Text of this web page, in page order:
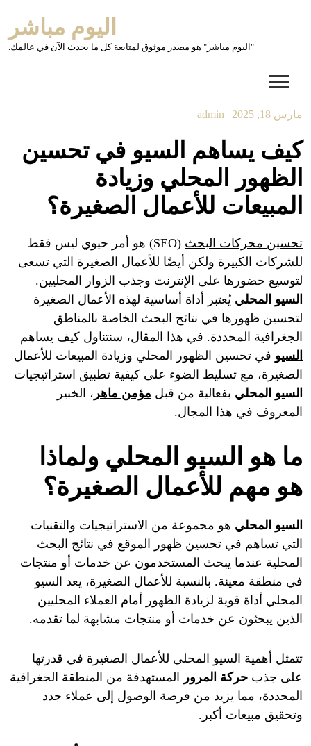
اليوم مباشر
"اليوم مباشر" هو مصدر موثوق لمتابعة كل ما يحدث الآن في عالمك.
مارس 18, 2025 |
admin
كيف يساهم السيو في تحسين
الظهور المحلي وزيادة
المبيعات للأعمال الصغيرة؟
تحسين محركات البحث
(SEO) هو أمر حيوي ليس فقط
للشركات الكبيرة ولكن أيضًا للأعمال الصغيرة التي تسعى
لتوسيع حضورها على الإنترنت وجذب الزوار المحليين.
السيو المحلي يُعتبر أداة أساسية لهذه الأعمال الصغيرة
لتحسين ظهورها في نتائج البحث الخاصة بالمناطق
الجغرافية المحددة. في هذا المقال، سنتناول كيف يساهم
السيو في تحسين الظهور المحلي وزيادة المبيعات للأعمال
الصغيرة، مع تسليط الضوء على كيفية تطبيق استراتيجيات
السيو المحلي بفعالية من قبل مؤمن ماهر ، الخبير
المعروف في هذا المجال.
ما هو السيو المحلي ولماذا
هو مهم للأعمال الصغيرة؟
السيو المحلي هو مجموعة من الاستراتيجيات والتقنيات
التي تساهم في تحسين ظهور الموقع في نتائج البحث
المحلية عندما يبحث المستخدمون عن خدمات أو منتجات
في منطقة معينة. بالنسبة للأعمال الصغيرة، يعد السيو
المحلي أداة قوية لزيادة الظهور أمام العملاء المحليين
الذين يبحثون عن خدمات أو منتجات مشابهة لما تقدمه.
تتمثل أهمية السيو المحلي للأعمال الصغيرة في قدرتها
على جذب حركة المرور
المستهدفة من المنطقة الجغرافية
المحددة، مما يزيد من فرصة الوصول إلى عملاء جدد
وتحقيق مبيعات أكبر.